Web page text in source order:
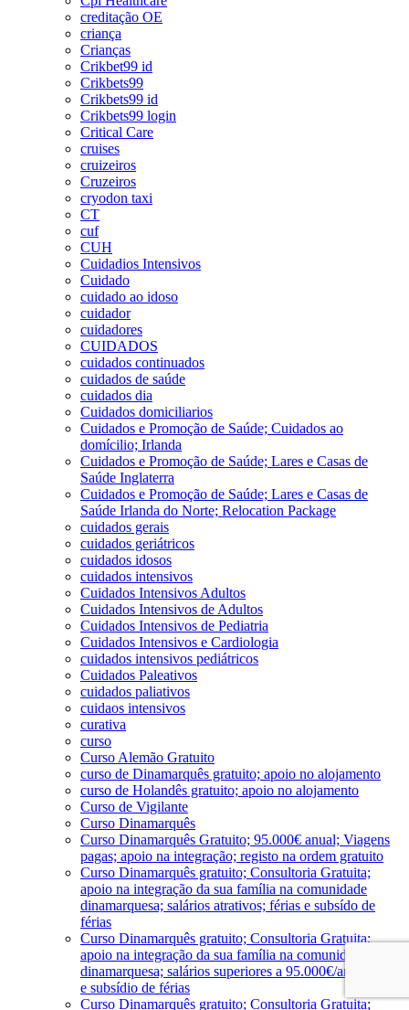
creditação OE
criança
Crianças
Crikbet99 id
Crikbets99
Crikbets99 id
Crikbets99 login
Critical Care
cruises
cruizeiros
Cruzeiros
cryodon taxi
CT
cuf
CUH
Cuidadios Intensivos
Cuidado
cuidado ao idoso
cuidador
cuidadores
CUIDADOS
cuidados continuados
cuidados de saúde
cuidados dia
Cuidados domiciliarios
Cuidados e Promoção de Saúde; Cuidados ao
domícilio; Irlanda
Cuidados e Promoção de Saúde; Lares e Casas de
Saúde Inglaterra
Cuidados e Promoção de Saúde; Lares e Casas de
Saúde Irlanda do Norte; Relocation Package
cuidados gerais
cuidados geriátricos
cuidados idosos
cuidados intensivos
Cuidados Intensivos Adultos
Cuidados Intensivos de Adultos
Cuidados Intensivos de Pediatria
Cuidados Intensivos e Cardiologia
cuidados intensivos pediátricos
Cuidados Paleativos
cuidados paliativos
cuidaos intensivos
curativa
curso
Curso Alemão Gratuito
curso de Dinamarquês gratuito; apoio no alojamento
curso de Holandês gratuito; apoio no alojamento
Curso de Vigilante
Curso Dinamarquês
Curso Dinamarquês Gratuito; 95.000€ anual; Viagens
pagas; apoio na integração; registo na ordem gratuito
Curso Dinamarquês gratuito; Consultoria Gratuita;
apoio na integração da sua família na comunidade
dinamarquesa; salários atrativos; férias e subsído de
férias
Curso Dinamarquês gratuito; Consultoria Gratuita;
apoio na integração da sua família na comunidade
dinamarquesa; salários superiores a 95.000€/ano; férias
e subsídio de férias
Curso Dinamarquês gratuito; Consultoria Gratuita;